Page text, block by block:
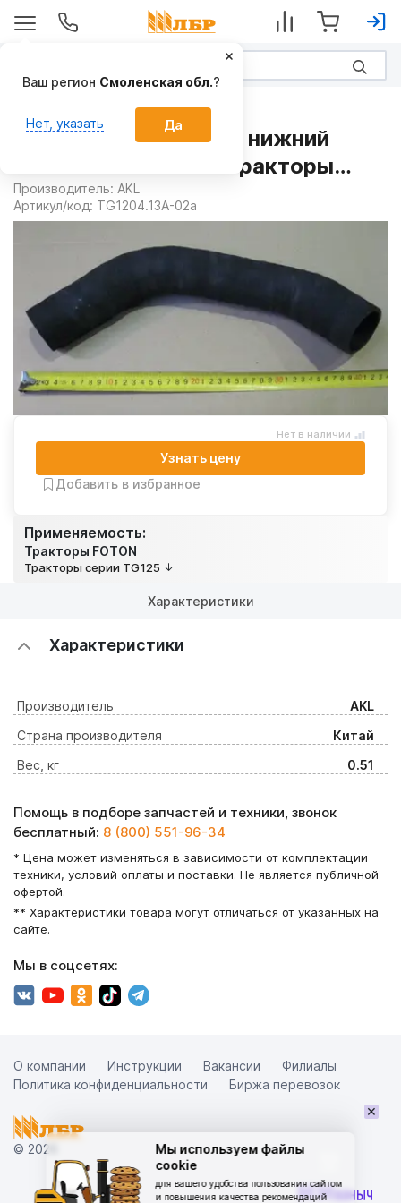
Патрубок радиатора нижний
TG1204.13A-02a на Тракторы
FOTON
Производитель: AKL
Артикул/код: TG1204.13A-02a
Применяемость:
Тракторы FOTON
Тракторы серии TG125
Нет в наличии
Узнать цену
Добавить в избранное
Характеристики
Характеристики
Производитель
AKL
Страна производителя
Китай
Вес, кг
0.51
Мы используем файлы
cookie
для вашего удобства пользования сайтом
и повышения качества рекомендаций
Помощь в подборе запчастей и техники, звонок
бесплатный: 8 (800) 551-96-34
* Цена может изменяться в зависимости от комплектации
техники, условий оплаты и поставки. Не является публичной
офертой.
** Характеристики товара могут отличаться от указанных на
сайте.
Мы в соцсетях:
© 2026
О компании Инструкции Вакансии
Филиалы
Политика конфиденциальности
Биржа перевозок
×
Ваш регион Смоленская обл.?
Нет, указать Да